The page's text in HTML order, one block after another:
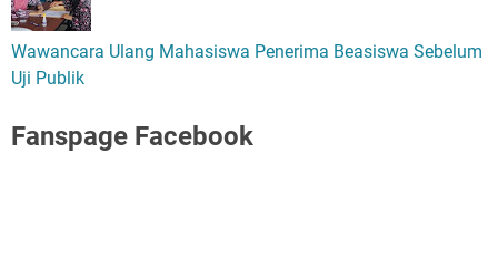
Wawancara Ulang Mahasiswa Penerima Beasiswa Sebelum
Uji Publik
Fanspage Facebook